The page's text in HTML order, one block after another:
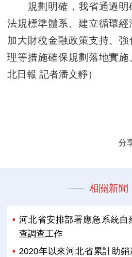
規劃明確，我省通過明
法規標準體系、建立循環經
加大財稅金融政策支持、
理等措施確保規劃落地實
北日報 記者潘文靜）
分
相關新聞
河北省安排部署應急系統自
查調查工作
2020年以來河北省累計助